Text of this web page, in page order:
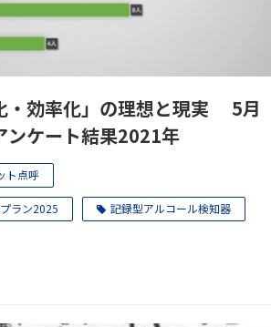
・効率化」の理想と現実 5月
ンケート結果2021年
ト点呼
ラン2025 記録型アルコール検知器